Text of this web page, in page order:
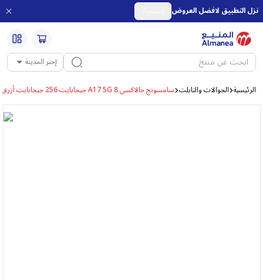
نزل التطبيق لافضل العروض
إختر المدينة
الرئيسية الجوالات والتابلت سامسونج جالاكسي A17 5G 8 جيجابايت 256 جيجابايت أزرق